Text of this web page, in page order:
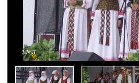
1Iš 3